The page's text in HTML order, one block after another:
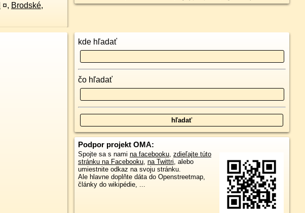
¤, Brodské,
kde hľadať
čo hľadať
Podpor projekt OMA:
Spojte sa s nami na facebooku, zdieľajte túto
stránku na Facebooku, na Twittri, alebo
umiestnite odkaz na svoju stránku.
Ale hlavne doplňte dáta do Openstreetmap,
články do wikipédie, ...